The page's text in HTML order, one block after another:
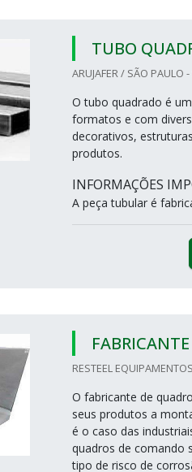
TUBO
ARUJAFER / SÃO PAULO -
O tubo quadrado é
formatos e com
decorativos,
produtos.
INFORMAÇÕES
A peça tubular é
RESTEEL
O fabricante de
seus produtos a
é o caso das
quadros de comando
tipo de risco de